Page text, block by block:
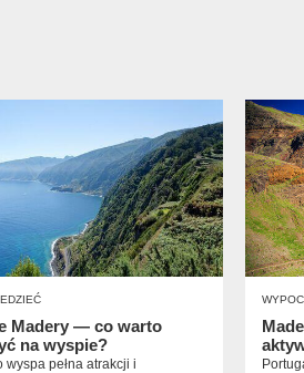
Madery — co warto
na wyspie?
wyspa pełna atrakcji i